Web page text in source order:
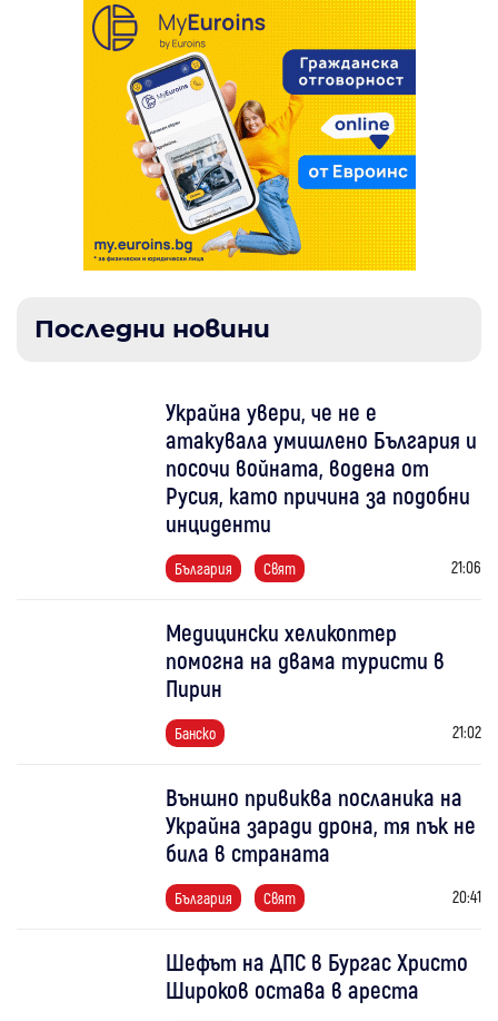
Последни новини
Украйна увери, че не е
атакувала умишлено България и
посочи войната, водена от
Русия, като причина за подобни
инциденти
България Свят 21:06
Медицински хеликоптер
помогна на двама туристи в
Пирин
Банско 21:02
Външно привиква посланика на
Украйна заради дрона, тя пък не
била в страната
България Свят 20:41
Шефът на ДПС в Бургас Христо
Широков остава в ареста